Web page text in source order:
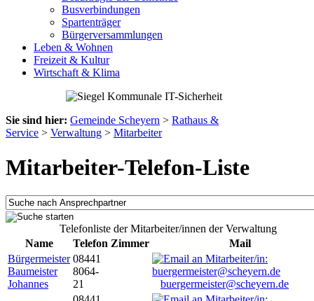
Busverbindungen
Spartenträger
Bürgerversammlungen
Leben & Wohnen
Freizeit & Kultur
Wirtschaft & Klima
Sie sind hier: Gemeinde Scheyern > Rathaus &
Service > Verwaltung > Mitarbeiter
Mitarbeiter-Telefon-Liste
Telefonliste der Mitarbeiter/innen der Verwaltung
Name
Telefon Zimmer
Mail
Bürgermeister
Baumeister
Johannes
08441
8064-
21
buergermeister@scheyern.de